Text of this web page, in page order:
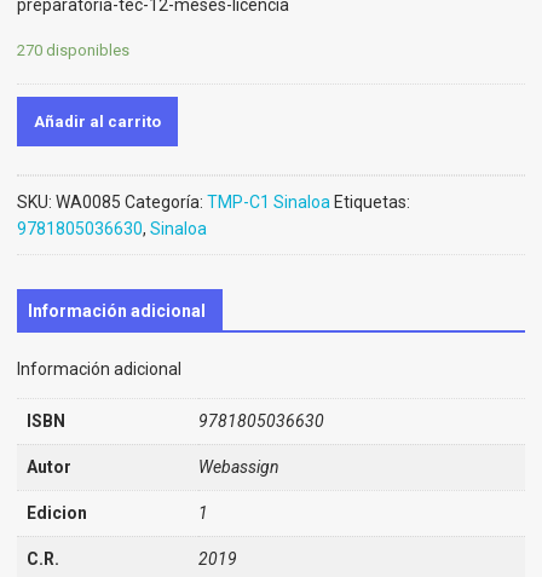
preparatoria-tec-12-meses-licencia
270 disponibles
Añadir al carrito
SKU: WA0085 Categoría: TMP-C1 Sinaloa Etiquetas:
9781805036630, Sinaloa
Información adicional
Información adicional
ISBN 9781805036630
Autor Webassign
Edicion 1
C.R. 2019